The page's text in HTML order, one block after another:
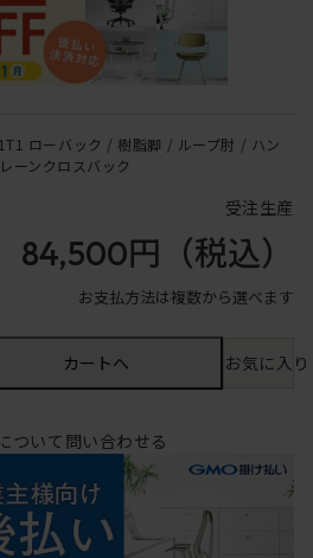
ローバック / 樹脂脚 / ループ肘 / ハン
ーンクロスバック
受注生産
84,500円 （税込）
お支払方法は複数から選べます
カートへ お気に入
ついて問い合わせる